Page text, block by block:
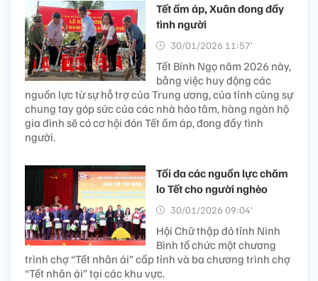
Tết ấm áp, Xuân đong đầy
tình người
30/01/2026 11:57’
Tết Bính Ngọ năm 2026 này,
bằng việc huy động các
nguồn lực từ sự hỗ trợ của Trung ương, của tỉnh cùng sự
chung tay góp sức của các nhà hảo tâm, hàng ngàn hộ
gia đình sẽ có cơ hội đón Tết ấm áp, đong đầy tình
người.
Tối đa các nguồn lực chăm
lo Tết cho người nghèo
30/01/2026 09:04’
Hội Chữ thập đỏ tỉnh Ninh
Bình tổ chức một chương
trình chợ “Tết nhân ái” cấp tỉnh và ba chương trình chợ
“Tết nhân ái” tại các khu vực.